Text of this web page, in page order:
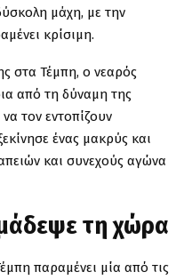
μάχη, με την
κρίσιμη.
στα Τέμπη, ο νεαρός
από τη δύναμη της
τον εντοπίζουν
ένας μακρύς και
και συνεχούς αγώνα
τη χώρα
παραμένει μία από τις